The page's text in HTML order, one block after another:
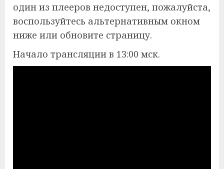
один из плееров недоступен, пожалуйста,
воспользуйтесь альтернативным окном
ниже или обновите страницу.
Начало трансляции в 13:00 мск.